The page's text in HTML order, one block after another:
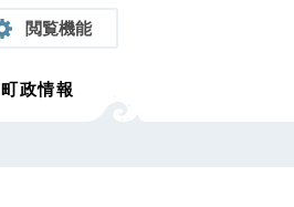
閲覧機能
町政情報